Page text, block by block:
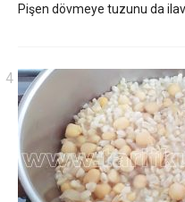
Pişen dövmeye tuzunu da